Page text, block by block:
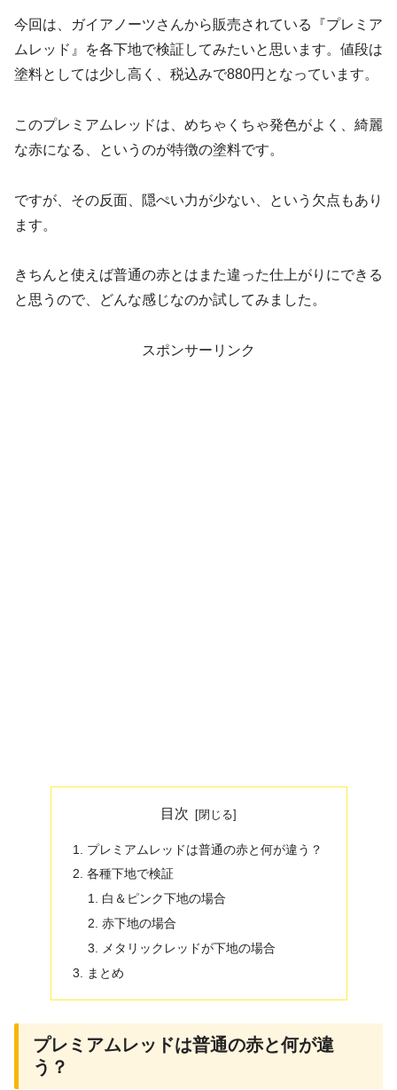
今回は、ガイアノーツさんから販売されている『プレミア
ムレッド』を各下地で検証してみたいと思います。値段は
塗料としては少し高く、税込みで880円となっています。
このプレミアムレッドは、めちゃくちゃ発色がよく、綺麗
な赤になる、というのが特徴の塗料です。
ですが、その反面、隠ぺい力が少ない、という欠点もあり
ます。
きちんと使えば普通の赤とはまた違った仕上がりにできる
と思うので、どんな感じなのか試してみました。
スポンサーリンク
目次
プレミアムレッドは普通の赤と何が違う？
各種下地で検証
白＆ピンク下地の場合
赤下地の場合
メタリックレッドが下地の場合
まとめ
プレミアムレッドは普通の赤と何が違
う？